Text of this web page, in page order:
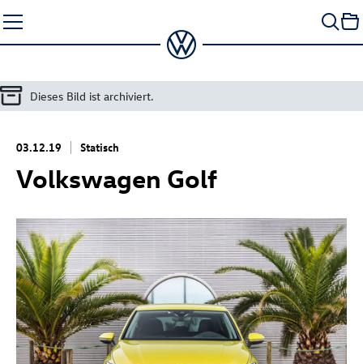
Seiteninhalt
springen
Dieses Bild ist archiviert.
03.12.19 Statisch
Volkswagen Golf